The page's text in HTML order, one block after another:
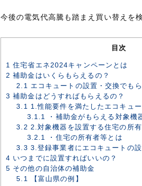
今後の電気代高騰も踏まえ買い替えを
目次
1 住宅省エネ2024キャンペーンとは
2 補助金はいくらもらえるの？
2.1
エコキュートの設置・交換でも
3 補助金はどうすればもらえるの？
3.1
1.性能要件を満たしたエコキュ
3.1.1
・補助金がもらえる対象機
3.2 2.対象機器を設置する住宅の所
3.2.1
・住宅の所有者等とは
3.3 3.登録事業者にエコキュートの
4 いつまでに設置すればいいの？
5 その他の自治体の補助金
5.1
【富山県の例】